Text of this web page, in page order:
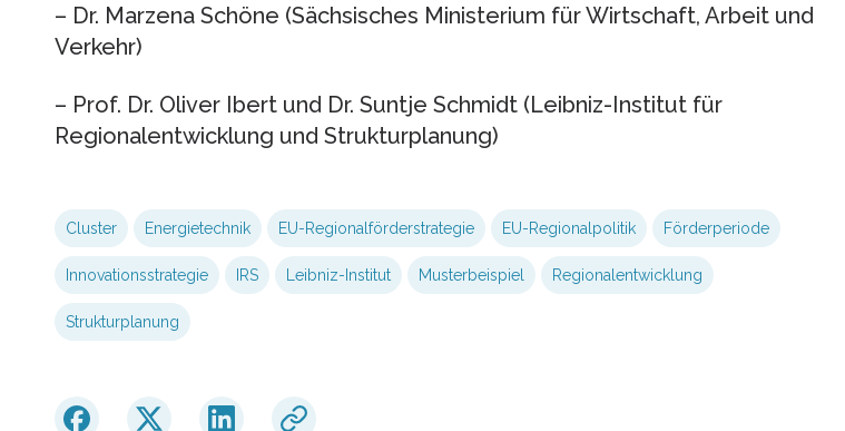
– Dr. Marzena Schöne (Sächsisches Ministerium für Wirtschaft, Arbeit und
Verkehr)
– Prof. Dr. Oliver Ibert und Dr. Suntje Schmidt (Leibniz-Institut für
Regionalentwicklung und Strukturplanung)
Cluster Energietechnik EU-Regionalförderstrategie EU-Regionalpolitik Förderperiode
Innovationsstrategie IRS Leibniz-Institut Musterbeispiel Regionalentwicklung
Strukturplanung